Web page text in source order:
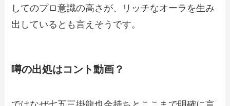
してのプロ意識の高さが、リッチなオーラを生み
出しているとも言えそうです。
噂の出処はコント動画？